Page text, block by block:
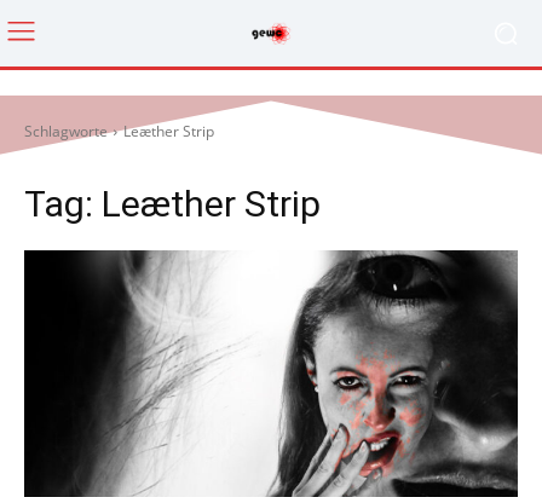
Schlagworte Leæther Strip
Tag: Leæther Strip